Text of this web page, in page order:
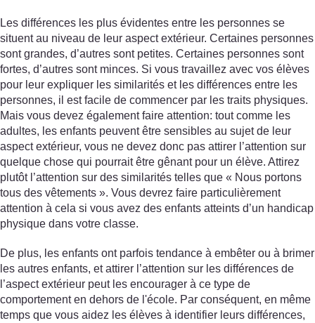
Les différences les plus évidentes entre les personnes se
situent au niveau de leur aspect extérieur. Certaines personnes
sont grandes, d’autres sont petites. Certaines personnes sont
fortes, d’autres sont minces. Si vous travaillez avec vos élèves
pour leur expliquer les similarités et les différences entre les
personnes, il est facile de commencer par les traits physiques.
Mais vous devez également faire attention: tout comme les
adultes, les enfants peuvent être sensibles au sujet de leur
aspect extérieur, vous ne devez donc pas attirer l’attention sur
quelque chose qui pourrait être gênant pour un élève. Attirez
plutôt l’attention sur des similarités telles que « Nous portons
tous des vêtements ». Vous devrez faire particulièrement
attention à cela si vous avez des enfants atteints d’un handicap
physique dans votre classe.
De plus, les enfants ont parfois tendance à embêter ou à brimer
les autres enfants, et attirer l’attention sur les différences de
l’aspect extérieur peut les encourager à ce type de
comportement en dehors de l'école. Par conséquent, en même
temps que vous aidez les élèves à identifier leurs différences,